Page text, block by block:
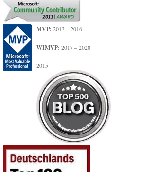
MVP: 2013 – 2016
WIMVP: 2017 – 2020
2015